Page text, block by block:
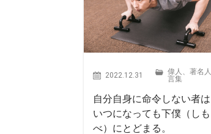
2022.12.31 偉人、著名人
言集
自分自身に命令しない者は
いつになっても下僕（しも
べ）にとどまる。